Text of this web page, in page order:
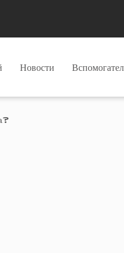
Новости